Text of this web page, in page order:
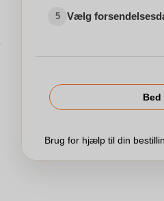
5 Vælg
Bed
Brug for hjælp til din